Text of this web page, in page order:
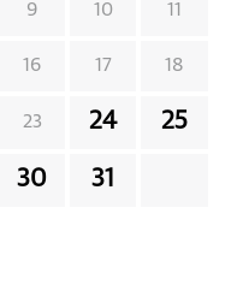
9 10 11
16 17 18
23 24 25
30 31